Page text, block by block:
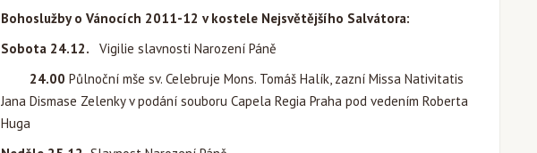
Bohoslužby o Vánocích 2011-12 v kostele Nejsvětějšího Salvátora:
Sobota 24.12.
Vigilie slavnosti Narození Páně
24.00 Půlnoční mše sv. Celebruje Mons. Tomáš Halík, zazní Missa Nativitatis
Jana Dismase Zelenky v podání souboru Capela Regia Praha pod vedením Roberta
Huga